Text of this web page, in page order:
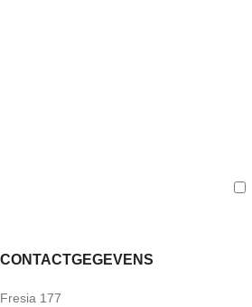
CONTACTGEGEVENS
Fresia 177